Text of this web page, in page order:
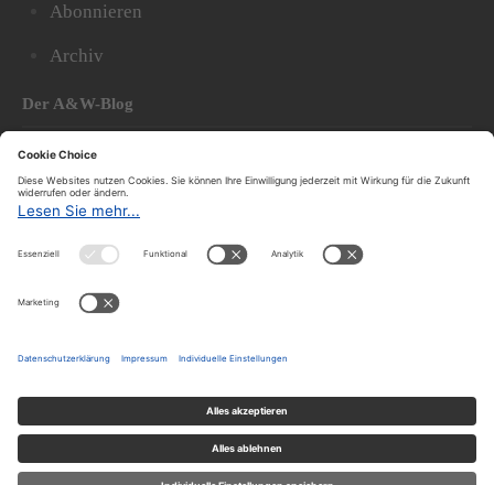
Abonnieren
Archiv
Der A&W-Blog
DerA&W-Blog
hat sich in den vergangenen Jahren zu einem der
bedeutendsten politischen Blogs in Österreich
entwickelt.
Impressum und Offenlegung
Datenschutzeinstellungen